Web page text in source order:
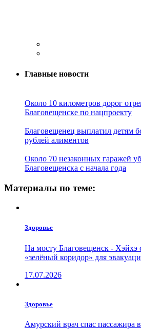
Главные новости
Около 10 километров дорог
Благовещенске по нацпроекту
Благовещенец выплатил детям
рублей алиментов
Около 70 незаконных гаражей
Благовещенска с начала года
Материалы по теме:
Здоровье
На мосту Благовещенск - Хэйхэ
«зелёный коридор» для
17.07.2026
Здоровье
Амурский врач спас пассажира